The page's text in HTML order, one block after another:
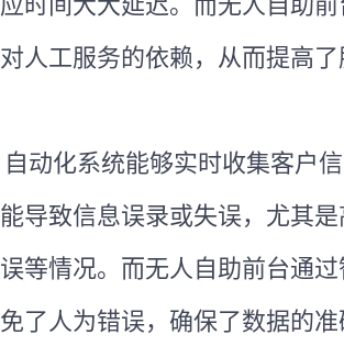
人工服务的依赖，从而提高
动化系统能够实时收集客户
导致信息误录或失误，尤其
等情况。而无人自助前台通
了人为错误，确保了数据的